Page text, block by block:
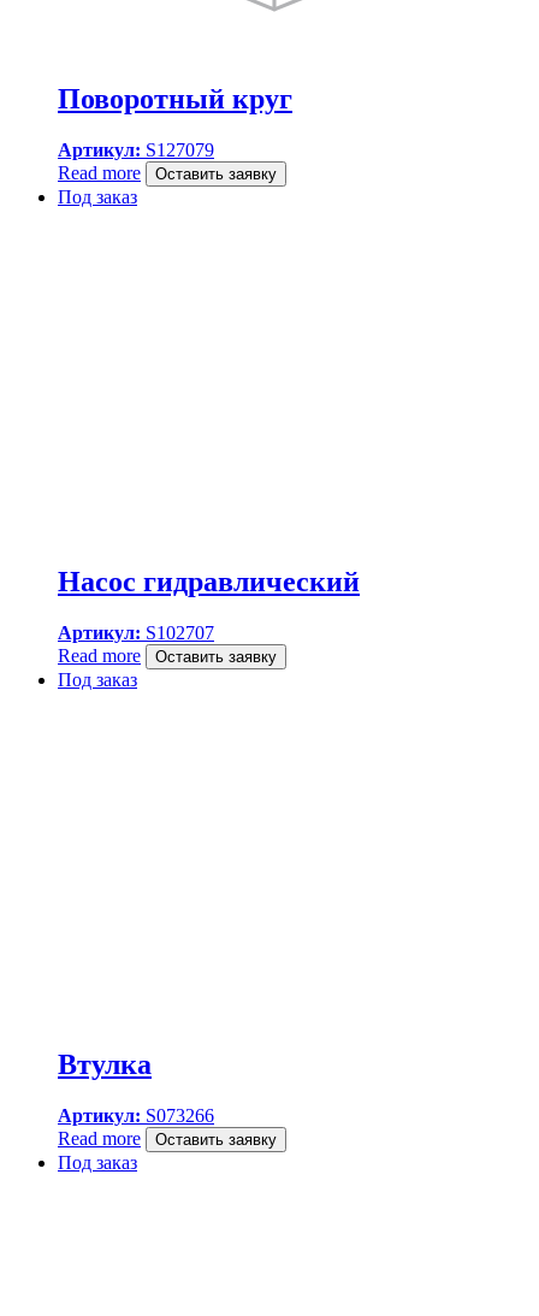
Поворотный круг
Артикул: S127079
Read more
Оставить заявку
Под заказ
Насос гидравлический
Артикул: S102707
Read more
Оставить заявку
Под заказ
Втулка
Артикул: S073266
Read more
Оставить заявку
Под заказ